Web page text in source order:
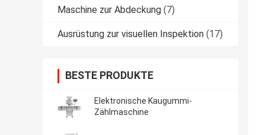
Maschine zur Abdeckung (7)
Ausrüstung zur visuellen Inspektion (17)
BESTE PRODUKTE
Elektronische Kaugummi-
Zählmaschine